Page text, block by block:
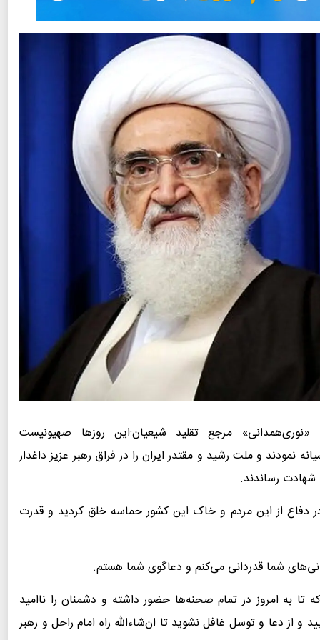
«نوری‌همدانی» مرجع تقلید شیعیان:​این روزها صهیونیست‌
نمودند و ملت رشید و مقتدر ایران را در فراق رهبر عزیز داغدار
شهادت رساندند.
دفاع از این مردم‌ و خاک این کشور حماسه خلق کردید و قدرت
شما قدردانی می‌کنم و دعاگوی شما هستم.
تا به امروز در تمام صحنه‌ها حضور داشته و دشمنان را ناامید
و از دعا و توسل غافل نشوید تا ان‌شاءالله راه امام راحل و رهبر